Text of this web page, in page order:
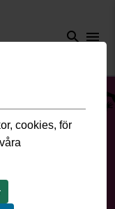
search menu
cookies, för